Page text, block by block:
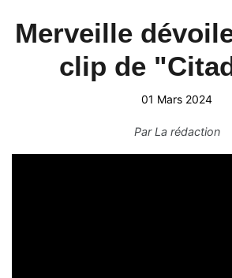
Merveille
clip de
01 Mars 2024
ParLa rédaction